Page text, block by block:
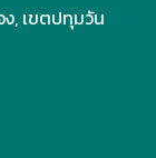
, เขตปทุมวัน